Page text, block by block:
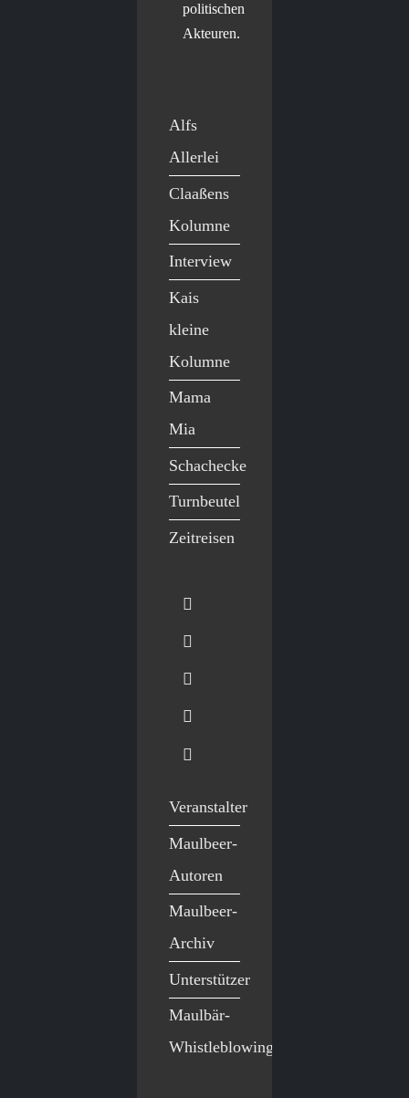
politischen
Akteuren.
Alfs
Allerlei
Claaßens
Kolumne
Interview
Kais
kleine
Kolumne
Mama
Mia
Schachecke
Turnbeutel
Zeitreisen
Veranstalter
Maulbeer-
Autoren
Maulbeer-
Archiv
Unterstützer
Maulbär-
Whistleblowing